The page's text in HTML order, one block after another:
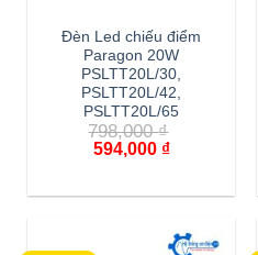
Đèn Led chiếu điểm
Paragon 20W
PSLTT20L/30,
PSLTT20L/42,
PSLTT20L/65
798,000₫
Giá
798,000 ₫.
594,000 ₫Giá
là: